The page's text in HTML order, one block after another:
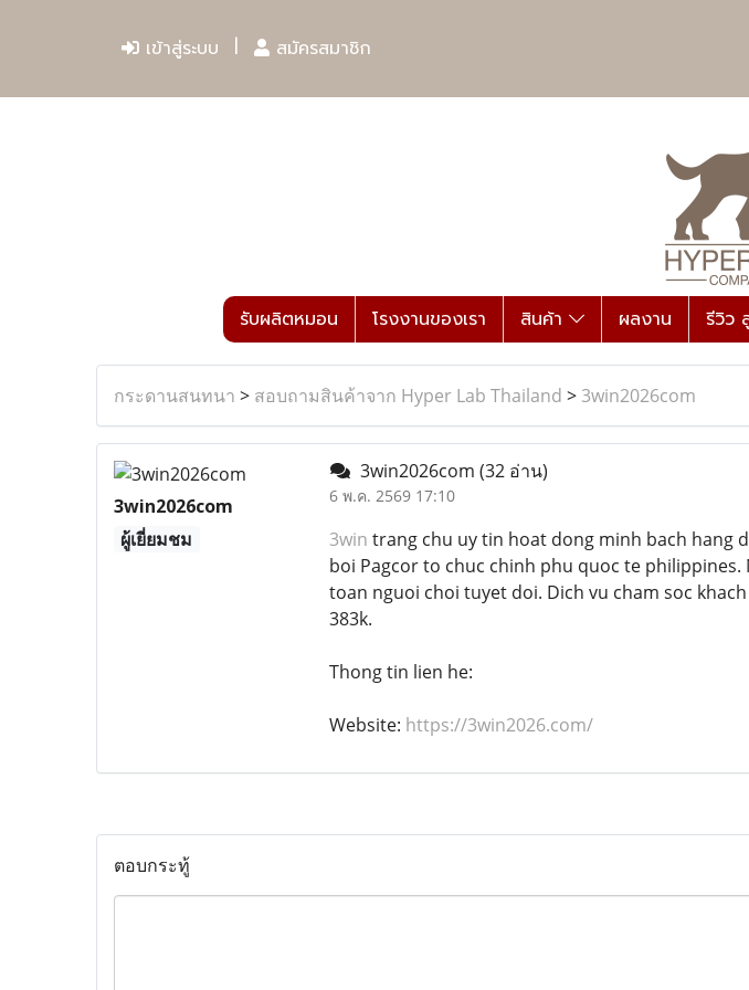
เข้าสู่ระบบ สมัครสมาชิก
รับผลิตหมอน โรงงานของเรา สินค้า ผลงาน รีวิว
กระดานสนทนา > สอบถามสินค้าจาก Hyper Lab Thailand > 3win2026com
3win2026com
ผู้เยี่ยมชม
3win2026com (32 อ่าน)
6 พ.ค. 2569 17:10
3win trang chu uy tin hoat dong minh bach hang
boi Pagcor to chuc chinh phu quoc te
toan nguoi choi tuyet doi. Dich vu cham soc
383k.
Thong tin lien he:
Website: https://3win2026.com/
ตอบกระทู้